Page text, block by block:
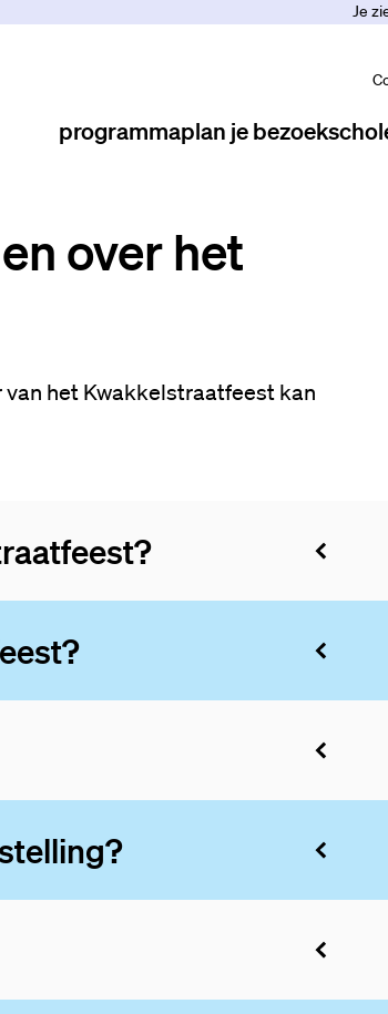
Je
programmaplan je bezoek
over het
het Kwakkelstraatfeest kan